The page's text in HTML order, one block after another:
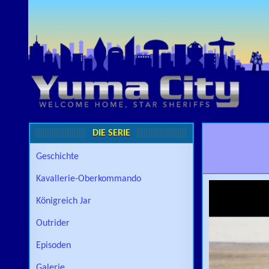
DIE SERIE
Geschichte
Kavallerie-Oberkommando
Königreich Jar
Outrider
Episoden